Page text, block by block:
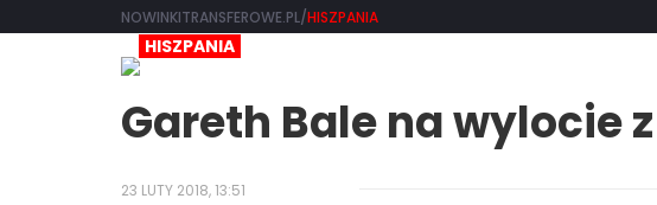
NOWINKITRANSFEROWE.PL/HISZPANIA
HISZPANIA
Gareth Bale na wylocie
23 LUTY 2018, 13:51